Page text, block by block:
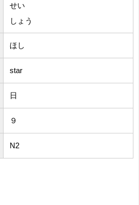
せい
しょう
ほし
star
日
９
N2